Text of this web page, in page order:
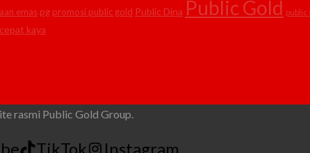
emas pg promosi public gold Public Dina Public Gold public
kaya
rasmi Public Gold Group.
TikTok Instagram